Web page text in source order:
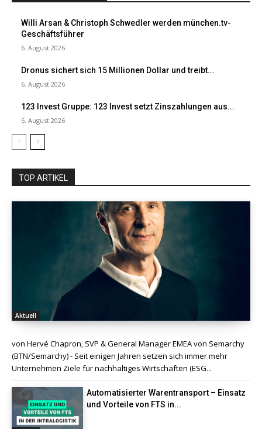
Willi Arsan & Christoph Schwedler werden münchen.tv-
Geschäftsführer
6. August 2026
Dronus sichert sich 15 Millionen Dollar und treibt...
6. August 2026
123 Invest Gruppe: 123 Invest setzt Zinszahlungen aus...
6. August 2026
TOP ARTIKEL
Aktuell
von Hervé Chapron, SVP & General Manager EMEA von Semarchy
(BTN/Semarchy) - Seit einigen Jahren setzen sich immer mehr
Unternehmen Ziele für nachhaltiges Wirtschaften (ESG...
Automatisierter Warentransport – Einsatz
und Vorteile von FTS in...